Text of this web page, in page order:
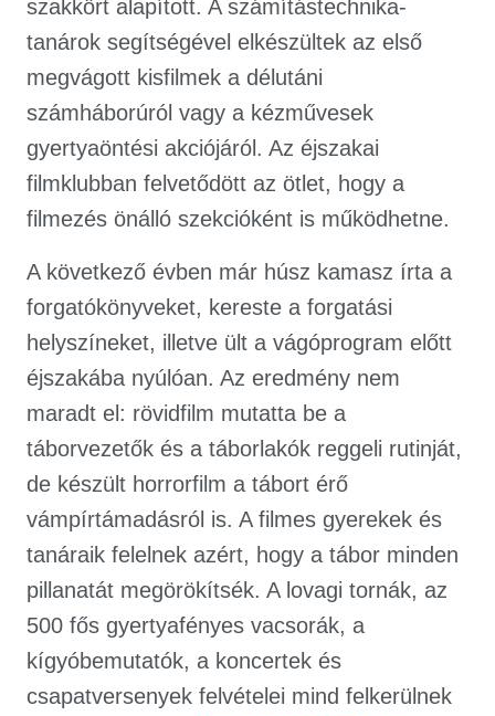
szakkört alapított. A számítástechnika-
tanárok segítségével elkészültek az első
megvágott kisfilmek a délutáni
számháborúról vagy a kézművesek
gyertyaöntési akciójáról. Az éjszakai
filmklubban felvetődött az ötlet, hogy a
filmezés önálló szekcióként is működhetne.
A következő évben már húsz kamasz írta a
forgatókönyveket, kereste a forgatási
helyszíneket, illetve ült a vágóprogram előtt
éjszakába nyúlóan. Az eredmény nem
maradt el: rövidfilm mutatta be a
táborvezetők és a táborlakók reggeli rutinját,
de készült horrorfilm a tábort érő
vámpírtámadásról is. A filmes gyerekek és
tanáraik felelnek azért, hogy a tábor minden
pillanatát megörökítsék. A lovagi tornák, az
500 fős gyertyafényes vacsorák, a
kígyóbemutatók, a koncertek és
csapatversenyek felvételei mind felkerülnek